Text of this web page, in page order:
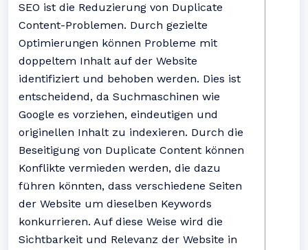
SEO ist die Reduzierung von Duplicate
Content-Problemen. Durch gezielte
Optimierungen können Probleme mit
doppeltem Inhalt auf der Website
identifiziert und behoben werden. Dies ist
entscheidend, da Suchmaschinen wie
Google es vorziehen, eindeutigen und
originellen Inhalt zu indexieren. Durch die
Beseitigung von Duplicate Content können
Konflikte vermieden werden, die dazu
führen könnten, dass verschiedene Seiten
der Website um dieselben Keywords
konkurrieren. Auf diese Weise wird die
Sichtbarkeit und Relevanz der Website in